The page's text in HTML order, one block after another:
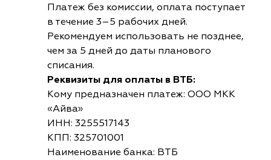
Платеж без комиссии, оплата поступает
в течение 3–5 рабочих дней.
Рекомендуем использовать не позднее,
чем за 5 дней до даты планового
списания.
Реквизиты для оплаты в ВТБ:
Кому предназначен платеж: ООО МКК
«Айва»
ИНН: 3255517143
КПП: 325701001
Наименование банка: ВТБ